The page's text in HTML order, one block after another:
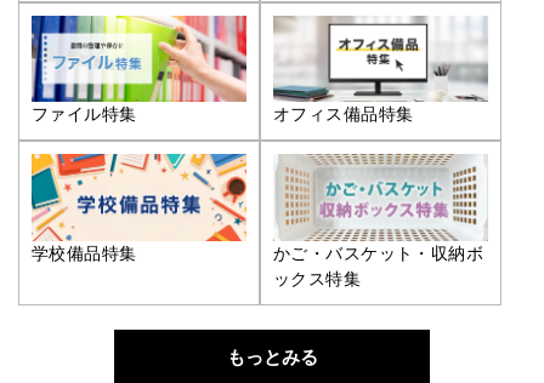
ファイル特集 オフィス備品特集
学校備品特集
かご・バスケット・収納ボ
ックス特集
もっとみる